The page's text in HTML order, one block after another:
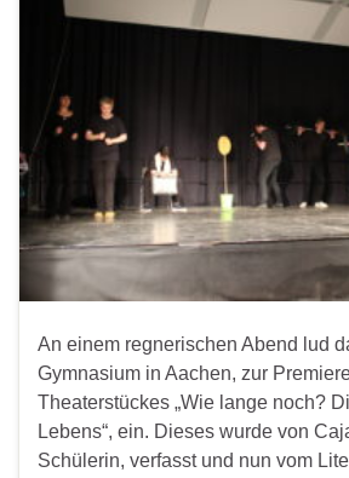
An einem regnerischen Abend lud
Gymnasium in Aachen, zur
Theaterstückes „Wie lange noch?
Lebens“, ein. Dieses wurde von
Schülerin, verfasst und nun vom